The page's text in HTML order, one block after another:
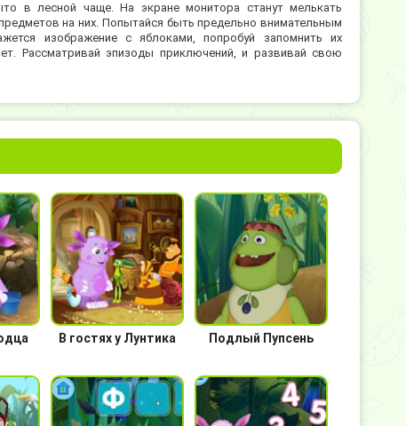
в лесной чаще. На экране монитора станут мелькать
на них. Попытайся быть предельно внимательным
изображение с яблоками, попробуй запомнить их
Рассматривай эпизоды приключений, и развивай свою
В гостях у Лунтика Подлый Пупсень